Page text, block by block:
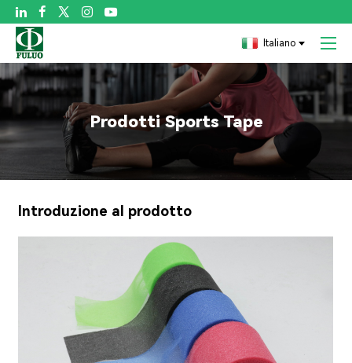

Italiano
Prodotti Sports Tape
Introduzione al prodotto